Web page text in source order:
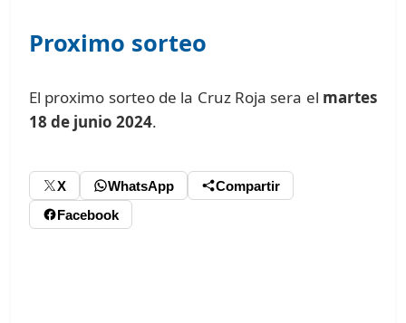
Proximo sorteo
El proximo sorteo de la Cruz Roja sera el martes
18 de junio 2024.
X WhatsApp
Compartir
Facebook